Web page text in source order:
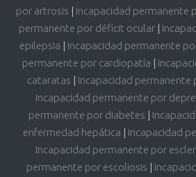
por artrosis | Incapacidad permanente
permanente por déficit ocular|
epilepsia | Incapacidad permanente
permanente por cardiopatía |
cataratas | Incapacidad permanente
Incapacidad permanente por
permanente por diabetes |
enfermedad hepática | Incapacidad
Incapacidad permanente por
permanente por escoliosis |